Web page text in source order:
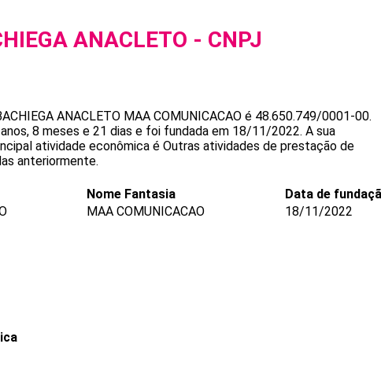
ANACLETO - CNPJ
ANACLETO MAA COMUNICACAO é 48.650.749/0001-00.
anos, 8 meses e 21 dias e foi fundada em 18/11/2022. A sua
atividade econômica é Outras atividades de prestação de
anteriormente.
Nome Fantasia
MAA COMUNICACAO
Data de
18/11/2022